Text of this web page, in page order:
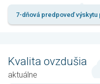
7-dňová predpoveď výskytu
Kvalita ovzdušia
aktuálne